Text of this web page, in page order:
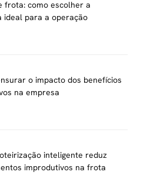
frota: como escolher a
ideal para a operação
o impacto dos benefícios
na empresa
inteligente reduz
improdutivos na frota